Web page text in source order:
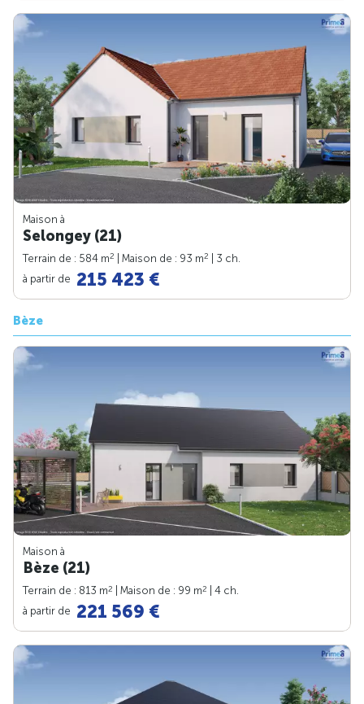
Maison à
Selongey (21)
Terrain de : 584 m2 | Maison de : 93 m2
| 3 ch.
à partir de 215 423 €
Bèze
Maison à
Bèze (21)
Terrain de : 813 m2 | Maison de : 99 m2
| 4 ch.
à partir de 221 569 €